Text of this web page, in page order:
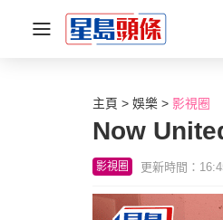
主頁 娛樂 影視圈
Now
影視圈 更新時間：